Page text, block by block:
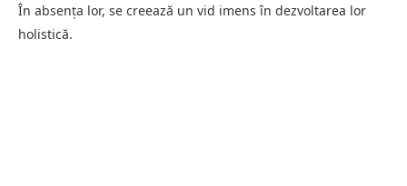
În absența lor, se creează un vid imens în dezvoltarea lor
holistică.